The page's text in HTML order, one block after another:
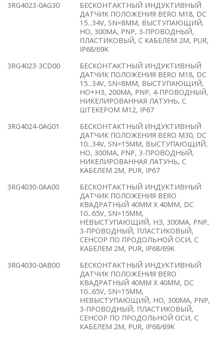
3RG4023-0AG30
БЕСКОНТАКТНЫЙ ИНДУКТИВНЫЙ
ДАТЧИК ПОЛОЖЕНИЯ BERO M18, DC
15...34V, SN=8ММ, ВЫСТУПАЮЩИЙ,
НО, 300MA, PNP, 3-ПРОВОДНЫЙ,
ПЛАСТИКОВЫЙ, С КАБЕЛЕМ 2M, PUR,
IP68/69K
3RG4023-3CD00
БЕСКОНТАКТНЫЙ ИНДУКТИВНЫЙ
ДАТЧИК ПОЛОЖЕНИЯ BERO M18, DC
15...34V, SN=8ММ, ВЫСТУПАЮЩИЙ,
НО+НЗ, 200MA, PNP, 4-ПРОВОДНЫЙ,
НИКЕЛИРОВАННАЯ ЛАТУНЬ, С
ШТЕКЕРОМ M12, IP67
3RG4024-0AG01
БЕСКОНТАКТНЫЙ ИНДУКТИВНЫЙ
ДАТЧИК ПОЛОЖЕНИЯ BERO M30, DC
10...34V, SN=15ММ, ВЫСТУПАЮЩИЙ,
НО, 300MA, PNP, 3-ПРОВОДНЫЙ,
НИКЕЛИРОВАННАЯ ЛАТУНЬ, С
КАБЕЛЕМ 2M, PUR, IP67
3RG4030-0AA00
БЕСКОНТАКТНЫЙ ИНДУКТИВНЫЙ
ДАТЧИК ПОЛОЖЕНИЯ BERO
КВАДРАТНЫЙ 40ММ X 40ММ, DC
10...65V, SN=15ММ,
НЕВЫСТУПАЮЩИЙ, НЗ, 300MA, PNP,
3-ПРОВОДНЫЙ, ПЛАСТИКОВЫЙ,
СЕНСОР ПО ПРОДОЛЬНОЙ ОСИ, С
КАБЕЛЕМ 2M, PUR, IP68/69K
3RG4030-0AB00
БЕСКОНТАКТНЫЙ ИНДУКТИВНЫЙ
ДАТЧИК ПОЛОЖЕНИЯ BERO
КВАДРАТНЫЙ 40ММ X 40ММ, DC
10...65V, SN=15ММ,
НЕВЫСТУПАЮЩИЙ, НО, 300MA, PNP,
3-ПРОВОДНЫЙ, ПЛАСТИКОВЫЙ,
СЕНСОР ПО ПРОДОЛЬНОЙ ОСИ, С
КАБЕЛЕМ 2M, PUR, IP68/69K